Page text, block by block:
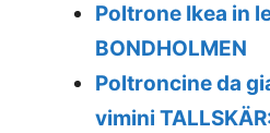
Poltrone Ikea in
BONDHOLMEN
Poltroncine da
vimini